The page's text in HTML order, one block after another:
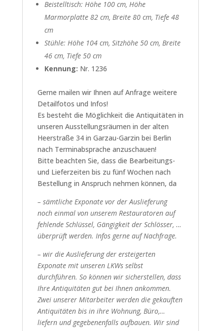
Beistelltisch: Höhe 100 cm, Höhe
Marmorplatte 82 cm, Breite 80 cm, Tiefe 48
cm
Stühle: Höhe 104 cm, Sitzhöhe 50 cm, Breite
46 cm, Tiefe 50 cm
Kennung: Nr. 1236
Gerne mailen wir Ihnen auf Anfrage weitere
Detailfotos und Infos!
Es besteht die Möglichkeit die Antiquitäten in
unseren Ausstellungsräumen in der alten
Heerstraße 34 in Garzau-Garzin bei Berlin
nach Terminabsprache anzuschauen!
Bitte beachten Sie, dass die Bearbeitungs-
und Lieferzeiten bis zu fünf Wochen nach
Bestellung in Anspruch nehmen können, da
– sämtliche Exponate vor der Auslieferung
noch einmal von unserem Restauratoren auf
fehlende Schlüssel, Gängigkeit der Schlösser, …
überprüft werden. Infos gerne auf Nachfrage.
– wir die Auslieferung der ersteigerten
Exponate mit unseren LKWs selbst
durchführen. So können wir sicherstellen, dass
Ihre Antiquitäten gut bei Ihnen ankommen.
Zwei unserer Mitarbeiter werden die gekauften
Antiquitäten bis in ihre Wohnung, Büro,…
liefern und gegebenenfalls aufbauen. Wir sind